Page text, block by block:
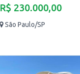
R$ 230.000,00
São Paulo/SP